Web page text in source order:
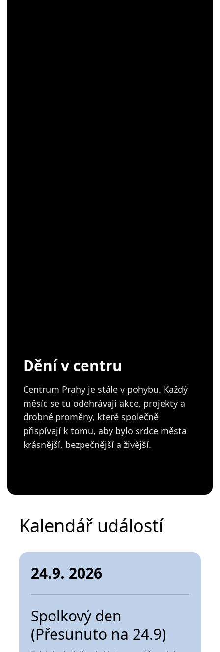
Dění v centru
Centrum Prahy je stále v pohybu. Každý
měsíc se tu odehrávají akce, projekty a
drobné proměny, které společně
přispívají k tomu, aby bylo srdce města
krásnější, bezpečnější a živější.
Kalendář událostí
24.9. 2026
Spolkový den
(Přesunuto na 24.9)